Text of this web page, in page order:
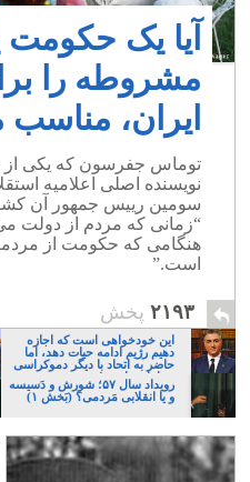
آیا یک حکومت
مشروطه را
ایران، مناسب
توماس جفرسون که یکی از
نویسنده اصلی اعلامیه
سومین رییس جمهور آن
“زمانی که مردم از دولت
هنگامی که حکومت از
است.”
۲۱۹۳ پخش
این خودخواهی است که اجازه
دهیم رژیم ادامه حیات دهد، اما
حاضر به اتحاد با دیگر دموکراسی
خواهان نباشیم!
رویداد سال ۵۷؛ شورش و دَسیسه
و یا انقلابی مَردمی؟ (بَخش ۱)